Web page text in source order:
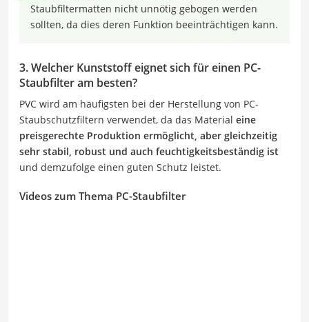
Staubfiltermatten nicht unnötig gebogen werden
sollten, da dies deren Funktion beeinträchtigen kann.
3. Welcher Kunststoff eignet sich für einen PC-
Staubfilter am besten?
PVC wird am häufigsten bei der Herstellung von PC-
Staubschutzfiltern verwendet, da das Material eine
preisgerechte Produktion ermöglicht, aber gleichzeitig
sehr stabil, robust und auch feuchtigkeitsbeständig ist
und demzufolge einen guten Schutz leistet.
Videos zum Thema PC-Staubfilter